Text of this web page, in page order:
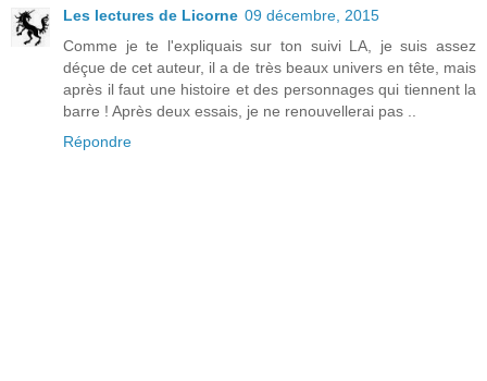
Les lectures de Licorne 09 décembre, 2015
Comme je te l'expliquais sur ton suivi LA, je suis assez
déçue de cet auteur, il a de très beaux univers en tête, mais
après il faut une histoire et des personnages qui tiennent la
barre ! Après deux essais, je ne renouvellerai pas ..
Répondre